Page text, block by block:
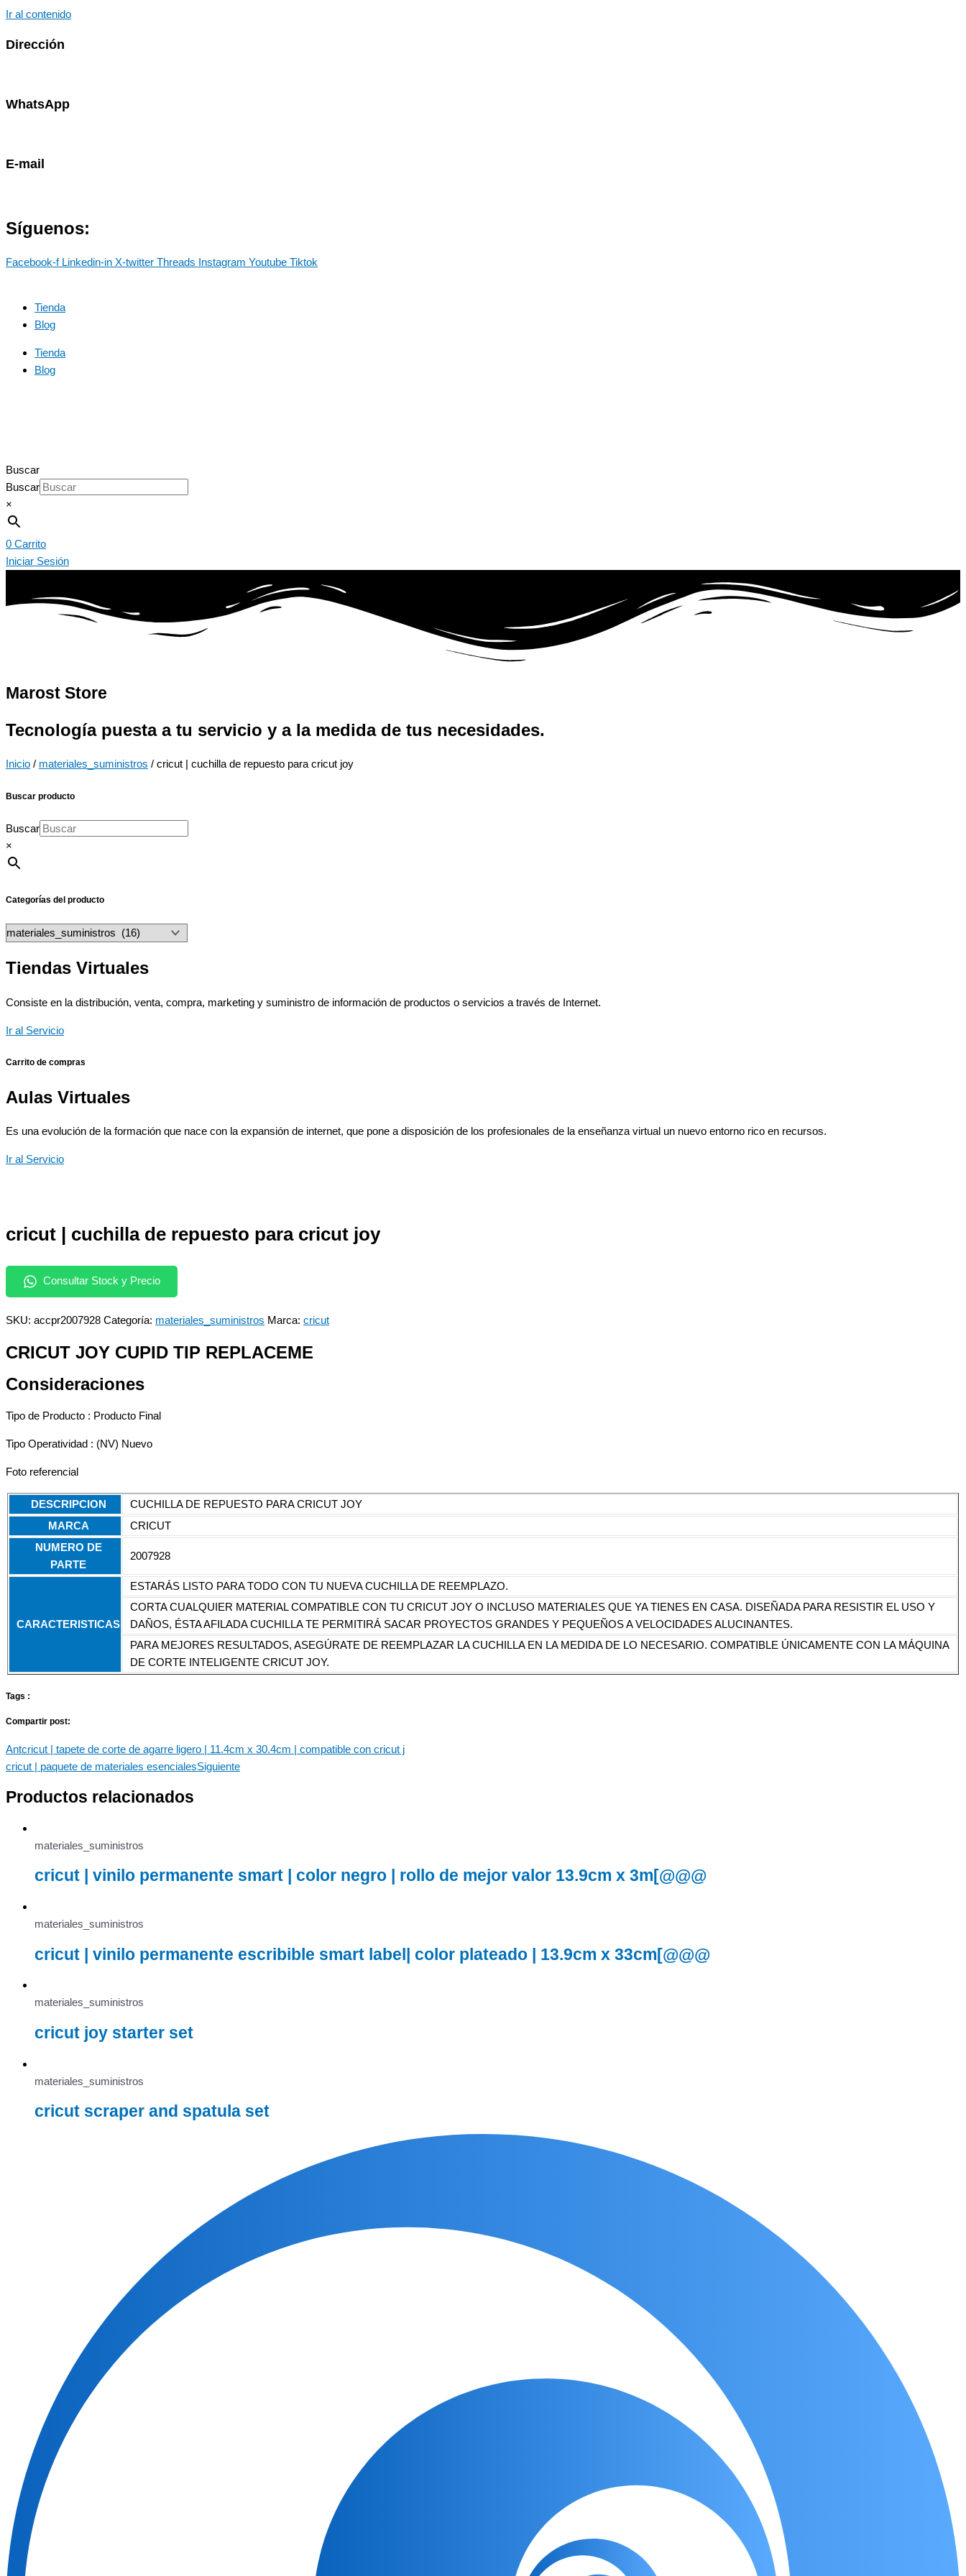
Ir al contenido
Dirección
WhatsApp
E-mail
Síguenos:
Facebook-f Linkedin-in X-twitter Threads Instagram Youtube Tiktok
Tienda
Blog
Tienda
Blog
Buscar
Buscar
×
0 Carrito
Iniciar Sesión
Marost Store
Tecnología puesta a tu servicio y a la medida de tus necesidades.
Inicio / materiales_suministros / cricut | cuchilla de repuesto para cricut joy
Buscar producto
Buscar
×
Categorías del producto
Tiendas Virtuales
Consiste en la distribución, venta, compra, marketing y suministro de información de productos o servicios a través de Internet.
Ir al Servicio
Carrito de compras
Aulas Virtuales
Es una evolución de la formación que nace con la expansión de internet, que pone a disposición de los profesionales de la enseñanza virtual un nuevo entorno rico en recursos.
Ir al Servicio
cricut | cuchilla de repuesto para cricut joy
Consultar Stock y Precio
SKU: accpr2007928 Categoría: materiales_suministros Marca: cricut
CRICUT JOY CUPID TIP REPLACEME
Consideraciones
Tipo de Producto : Producto Final
Tipo Operatividad : (NV) Nuevo
Foto referencial
DESCRIPCION
CUCHILLA DE REPUESTO PARA CRICUT JOY
MARCA
CRICUT
NUMERO DE
PARTE
2007928
CARACTERISTICAS
ESTARÁS LISTO PARA TODO CON TU NUEVA CUCHILLA DE REEMPLAZO.
CORTA CUALQUIER MATERIAL COMPATIBLE CON TU CRICUT JOY O INCLUSO MATERIALES QUE YA TIENES EN CASA. DISEÑADA PARA RESISTIR EL USO Y
DAÑOS, ÉSTA AFILADA CUCHILLA TE PERMITIRÁ SACAR PROYECTOS GRANDES Y PEQUEÑOS A VELOCIDADES ALUCINANTES.
PARA MEJORES RESULTADOS, ASEGÚRATE DE REEMPLAZAR LA CUCHILLA EN LA MEDIDA DE LO NECESARIO. COMPATIBLE ÚNICAMENTE CON LA MÁQUINA
DE CORTE INTELIGENTE CRICUT JOY.
Tags :
Compartir post:
Antcricut | tapete de corte de agarre ligero | 11.4cm x 30.4cm | compatible con cricut j
cricut | paquete de materiales esencialesSiguiente
Productos relacionados
materiales_suministros
cricut | vinilo permanente smart | color negro | rollo de mejor valor 13.9cm x 3m[@@@
materiales_suministros
cricut | vinilo permanente escribible smart label| color plateado | 13.9cm x 33cm[@@@
materiales_suministros
cricut joy starter set
materiales_suministros
cricut scraper and spatula set